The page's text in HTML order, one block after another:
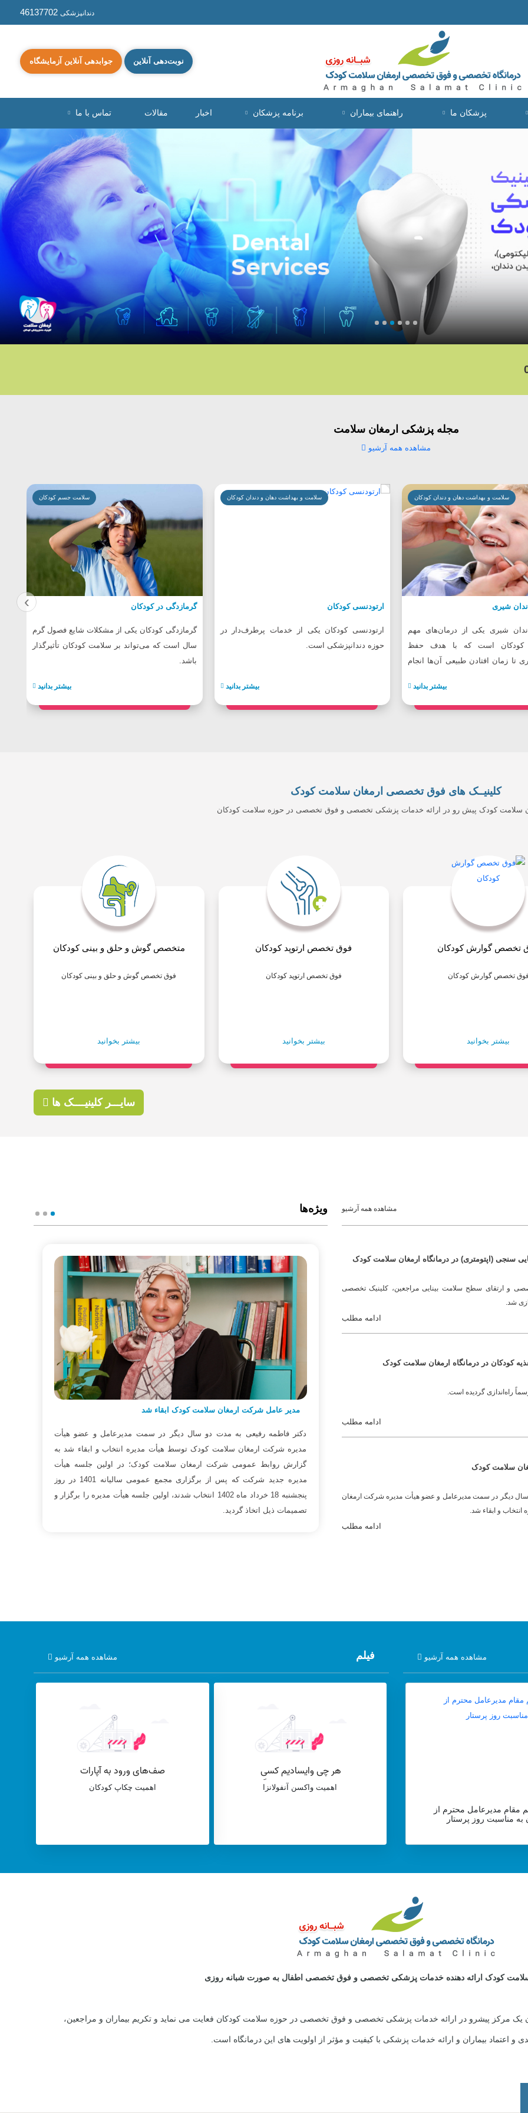
46137702 دندانپزشکی
نوبت‌دهی آنلاین جوابدهی آنلاین آزمایشگاه
پزشکان ما راهنمای بیماران برنامه پزشکان اخبار مقالات تماس با ما
مجله پزشکی ارمغان سلامت
مشاهده همه آرشیو
سلامت و بهداشت دهان و دندان کودکان
شیری
شیری یکی از درمان‌های مهم
کودکان است که با هدف حفظ
تا زمان افتادن طبیعی آن‌ها انجام
بیشتر بدانید
سلامت و بهداشت دهان و دندان کودکان
ارتودنسی کودکان
ارتودنسی کودکان یکی از خدمات پرطرف‌دار در
حوزه دندانپزشکی است.
بیشتر بدانید
سلامت جسم کودکان
گرمازدگی در کودکان
گرمازدگی کودکان یکی از مشکلات شایع فصول گرم
سال است که می‌تواند بر سلامت کودکان تأثیرگذار
باشد.
بیشتر بدانید
‹
کلینیــک های فوق تخصصی ارمغان سلامت کودک
سلامت کودک پیش رو در ارائه خدمات پزشکی تخصصی و فوق تخصصی در حوزه سلامت کودکان
تخصص گوارش کودکان
فوق تخصص گوارش کودکان
بیشتر بخوانید
فوق تخصص ارتوپد کودکان
فوق تخصص ارتوپد کودکان
بیشتر بخوانید
متخصص گوش و حلق و بینی کودکان
فوق تخصص گوش و حلق و بینی کودکان
بیشتر بخوانید
سایـــر کلینیــــک ها
مشاهده همه آرشیو
سنجی (اپتومتری) در درمانگاه ارمغان سلامت کودک
و ارتقای سطح سلامت بینایی مراجعین، کلینیک تخصصی
شد.
ادامه مطلب
کودکان در درمانگاه ارمغان سلامت کودک
راه‌اندازی گردیده است.
ادامه مطلب
سلامت کودک
دیگر در سمت مدیرعامل و عضو هیأت مدیره شرکت ارمغان
و ابقاء شد.
ادامه مطلب
ویژه‌ها
رفیعی طی پیامی عید نوروز را به کارکنان این
مدیر عامل شرکت ارمغان سلامت کودک ابقاء شد
دکتر فاطمه رفیعی به مدت دو سال دیگر در سمت مدیرعامل و عضو هیأت
مدیره شرکت ارمغان سلامت کودک توسط هیأت مدیره انتخاب و ابقاء شد به
گزارش روابط عمومی شرکت ارمغان سلامت کودک؛ در اولین جلسه هیأت
مدیره جدید شرکت که پس از برگزاری مجمع عمومی سالیانه 1401 در روز
پنجشنبه 18 خرداد ماه 1402 انتخاب شدند، اولین جلسه هیأت مدیره را برگزار و
تصمیمات ذیل اتخاذ گردید.
مشاهده همه آرشیو
مقام مدیرعامل محترم از
به مناسبت روز پرستار
فیلم مشاهده همه آرشیو
اهمیت واکسن آنفولانزا اهمیت چکاپ کودکان
سلامت کودک ارائه دهنده خدمات پزشکی تخصصی و فوق تخصصی اطفال به صورت شبانه روزی
یک مرکز پیشرو در ارائه خدمات پزشکی تخصصی و فوق تخصصی در حوزه سلامت کودکان فعایت می نماید و تکریم بیماران و مراجعین،
و اعتماد بیماران و ارائه خدمات پزشکی با کیفیت و مؤثر از اولویت های این درمانگاه است.